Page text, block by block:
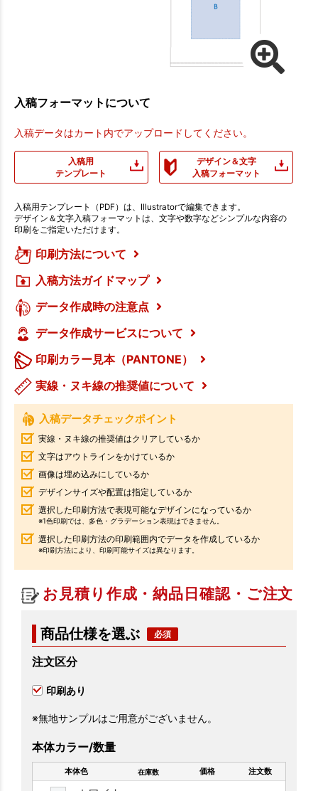
入稿フォーマットについて
入稿データはカート内でアップロードしてください。
入稿用
テンプレート
デザイン＆文字
入稿フォーマット
入稿用テンプレート（PDF）は、Illustratorで編集できます。
デザイン＆文字入稿フォーマットは、文字や数字などシンプルな内容の
印刷をご指定いただけます。
印刷方法について
入稿方法ガイドマップ
データ作成時の注意点
データ作成サービスについて
印刷カラー見本（PANTONE）
実線・ヌキ線の推奨値について
入稿データチェックポイント
実線・ヌキ線の推奨値はクリアしているか
文字はアウトラインをかけているか
画像は埋め込みにしているか
デザインサイズや配置は指定しているか
選択した印刷方法で表現可能なデザインになっているか
※1色印刷では、多色・グラデーション表現はできません。
選択した印刷方法の印刷範囲内でデータを作成しているか
※印刷方法により、印刷可能サイズは異なります。
お見積り作成・納品日確認・ご注文
商品仕様を選ぶ
注文区分
印刷あり
※無地サンプルはご用意がございません。
本体カラー/数量
本体色 在庫数 価格 注文数